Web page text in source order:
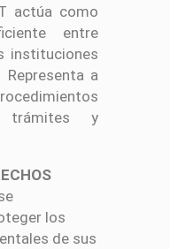
actúa como
entre
instituciones
Representa a
trámites y
los
de sus